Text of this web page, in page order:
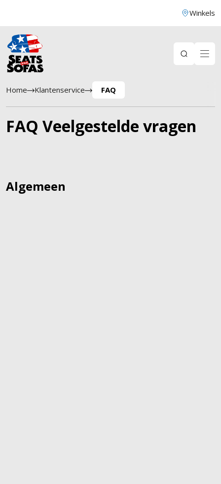
Winkels
Home Klantenservice FAQ
FAQ Veelgestelde vragen
Algemeen